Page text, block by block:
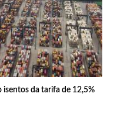
isentos da tarifa de 12,5%